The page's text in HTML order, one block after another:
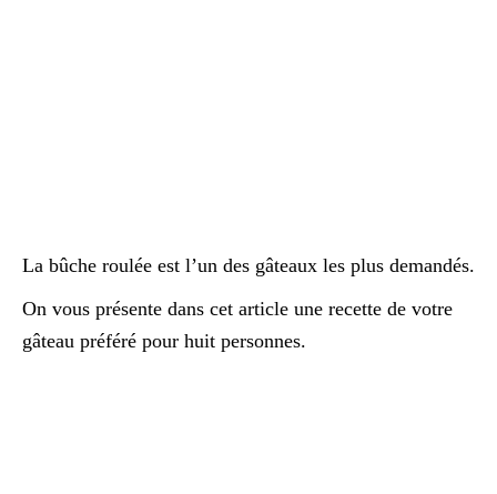
La bûche roulée est l’un des gâteaux les plus demandés.
On vous présente dans cet article une recette de votre
gâteau préféré pour huit personnes.